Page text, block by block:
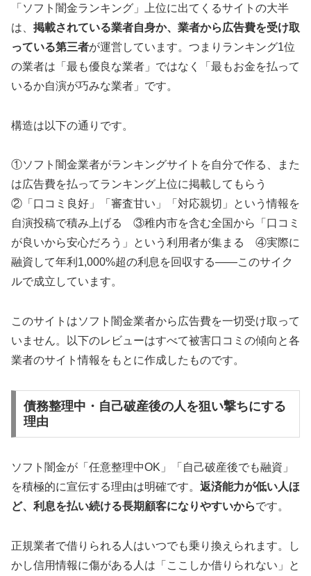
「ソフト闇金ランキング」上位に出てくるサイトの大半
は、 掲載されている業者自身か、業者から広告費を受け取
っている第三者が運営しています。つまりランキング1位
の業者は「最も優良な業者」ではなく「最もお金を払って
いるか自演が巧みな業者」です。
構造は以下の通りです。
①ソフト闇金業者がランキングサイトを自分で作る、また
は広告費を払ってランキング上位に掲載してもらう
②「口コミ良好」「審査甘い」「対応親切」という情報を
自演投稿で積み上げる ③稚内市を含む全国から「口コミ
が良いから安心だろう」という利用者が集まる ④実際に
融資して年利1,000%超の利息を回収する——このサイク
ルで成立しています。
このサイトはソフト闇金業者から広告費を一切受け取って
いません。以下のレビューはすべて被害口コミの傾向と各
業者のサイト情報をもとに作成したものです。
債務整理中・自己破産後の人を狙い撃ちにする
理由
ソフト闇金が「任意整理中OK」「自己破産後でも融資」
を積極的に宣伝する理由は明確です。 返済能力が低い人ほ
ど、利息を払い続ける長期顧客になりやすいからです。
正規業者で借りられる人はいつでも乗り換えられます。し
かし信用情報に傷がある人は「ここしか借りられない」と